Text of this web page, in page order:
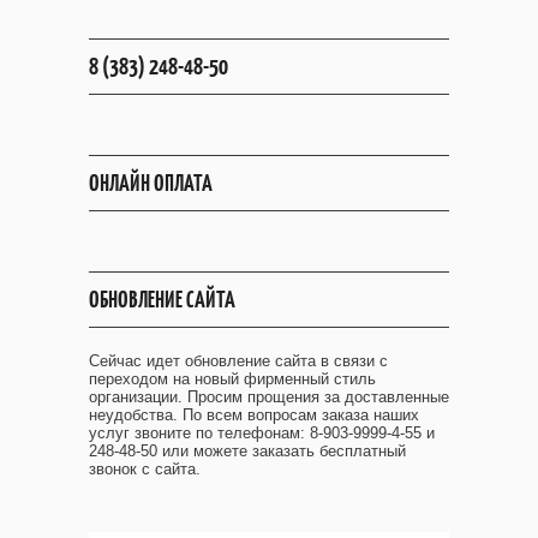
8 (383) 248-48-50
ОНЛАЙН ОПЛАТА
ОБНОВЛЕНИЕ САЙТА
Сейчас идет обновление сайта в связи с
переходом на новый фирменный стиль
организации. Просим прощения за доставленные
неудобства. По всем вопросам заказа наших
услуг звоните по телефонам: 8-903-9999-4-55 и
248-48-50 или можете заказать бесплатный
звонок с сайта.